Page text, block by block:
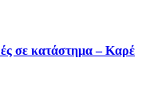
σε κατάστημα – Καρέ